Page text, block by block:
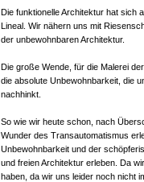
Die funktionelle Architektur hat sich
Lineal. Wir nähern uns mit
der unbewohnbaren Architektur.
Die große Wende, für die Malerei
die absolute Unbewohnbarkeit, die
nachhinkt.
So wie wir heute schon, nach
Wunder des Transautomatismus
Unbewohnbarkeit und der
und freien Architektur erleben. Da
haben, da wir uns leider noch nicht